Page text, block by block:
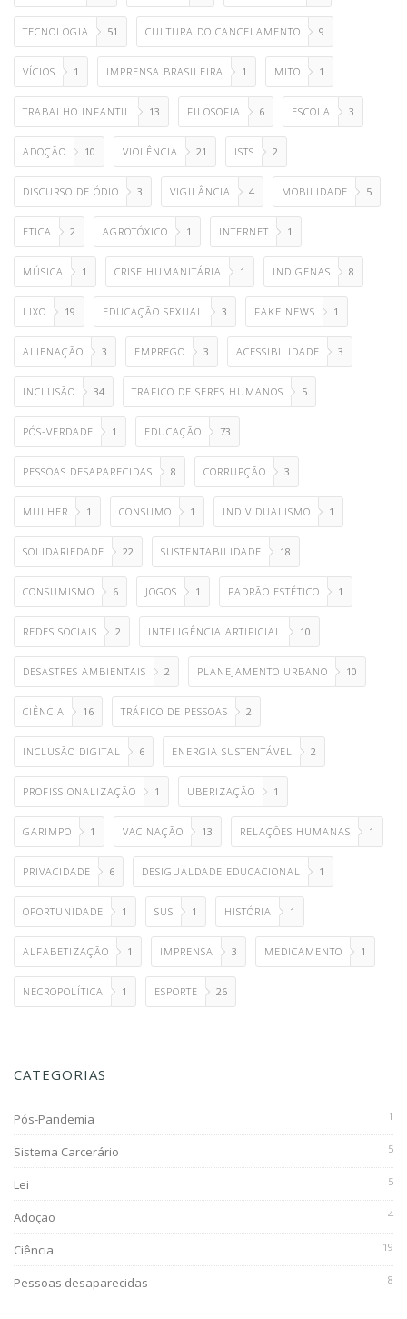
TECNOLOGIA 51 CULTURA DO CANCELAMENTO 9
VÍCIOS 1 IMPRENSA BRASILEIRA 1 MITO 1
TRABALHO INFANTIL 13 FILOSOFIA 6 ESCOLA 3
ADOÇÃO 10 VIOLÊNCIA 21 ISTS 2
DISCURSO DE ÓDIO 3 VIGILÂNCIA 4 MOBILIDADE 5
ETICA 2 AGROTÓXICO 1 INTERNET 1
MÚSICA 1 CRISE HUMANITÁRIA 1 INDIGENAS 8
LIXO 19 EDUCAÇÃO SEXUAL 3 FAKE NEWS 1
ALIENAÇÃO 3 EMPREGO 3 ACESSIBILIDADE 3
INCLUSÃO 34 TRAFICO DE SERES HUMANOS 5
PÓS-VERDADE 1 EDUCAÇÃO 73
PESSOAS DESAPARECIDAS 8 CORRUPÇÃO 3
MULHER 1 CONSUMO 1 INDIVIDUALISMO 1
SOLIDARIEDADE 22 SUSTENTABILIDADE 18
CONSUMISMO 6 JOGOS 1 PADRÃO ESTÉTICO 1
REDES SOCIAIS 2 INTELIGÊNCIA ARTIFICIAL 10
DESASTRES AMBIENTAIS 2 PLANEJAMENTO URBANO 10
CIÊNCIA 16 TRÁFICO DE PESSOAS 2
INCLUSÃO DIGITAL 6 ENERGIA SUSTENTÁVEL 2
PROFISSIONALIZAÇÃO 1 UBERIZAÇÃO 1
GARIMPO 1 VACINAÇÃO 13 RELAÇÕES HUMANAS 1
PRIVACIDADE 6 DESIGUALDADE EDUCACIONAL 1
OPORTUNIDADE 1 SUS 1 HISTÓRIA 1
ALFABETIZAÇÃO 1 IMPRENSA 3 MEDICAMENTO 1
NECROPOLÍTICA 1 ESPORTE 26
CATEGORIAS
Pós-Pandemia 1
Sistema Carcerário 5
Lei 5
Adoção 4
Ciência 19
Pessoas desaparecidas 8